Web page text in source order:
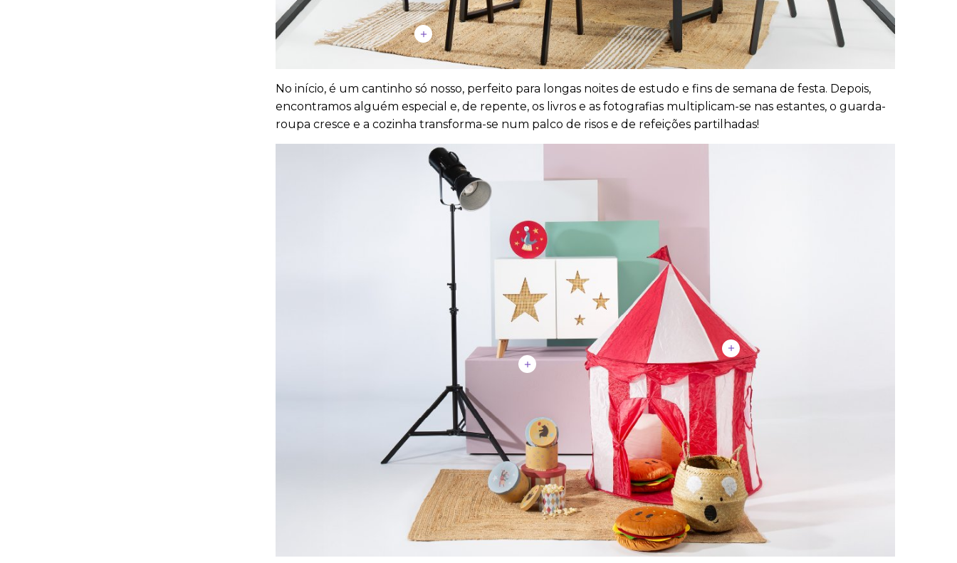
No início, é um cantinho só nosso, perfeito para longas noites de estudo e fins de semana de festa. Depois,
encontramos alguém especial e, de repente, os livros e as fotografias multiplicam-se nas estantes, o guarda-
roupa cresce e a cozinha transforma-se num palco de risos e de refeições partilhadas!